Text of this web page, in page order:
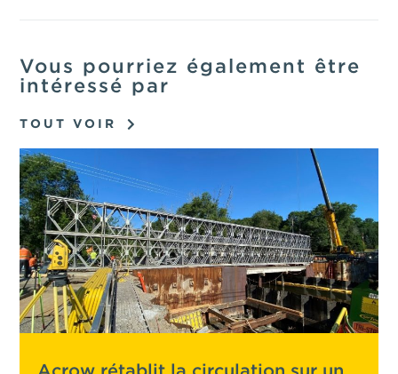
Vous pourriez également être
intéressé par
TOUT VOIR